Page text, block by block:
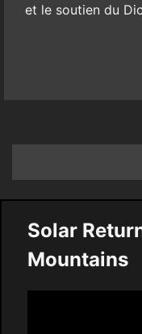
et le soutien du
navigation
Solar
Mountains